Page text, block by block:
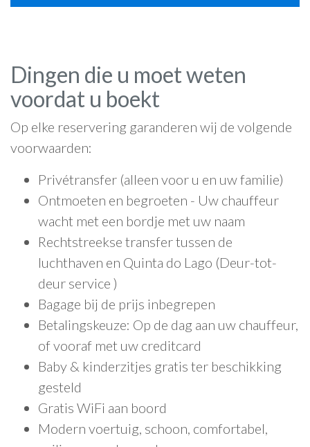
Dingen die u moet weten
voordat u boekt
Op elke reservering garanderen wij de volgende
voorwaarden:
Privétransfer (alleen voor u en uw familie)
Ontmoeten en begroeten - Uw chauffeur
wacht met een bordje met uw naam
Rechtstreekse transfer tussen de
luchthaven en Quinta do Lago (Deur-tot-
deur service )
Bagage bij de prijs inbegrepen
Betalingskeuze: Op de dag aan uw chauffeur,
of vooraf met uw creditcard
Baby & kinderzitjes gratis ter beschikking
gesteld
Gratis WiFi aan boord
Modern voertuig, schoon, comfortabel,